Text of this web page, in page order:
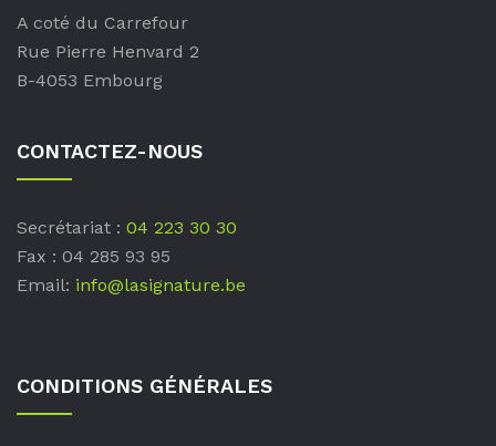
A coté du Carrefour
Rue Pierre Henvard 2
B-4053 Embourg
CONTACTEZ-NOUS
Secrétariat : 04 223 30 30
Fax : 04 285 93 95
Email: info@lasignature.be
CONDITIONS GÉNÉRALES